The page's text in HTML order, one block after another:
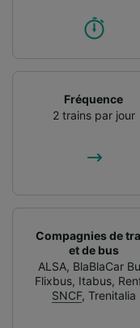
Fréquence
2 trains par jour
Compagnies de
et de bus
ALSA, BlaBlaCar
Flixbus, Itabus,
SNCF, Trenitalia